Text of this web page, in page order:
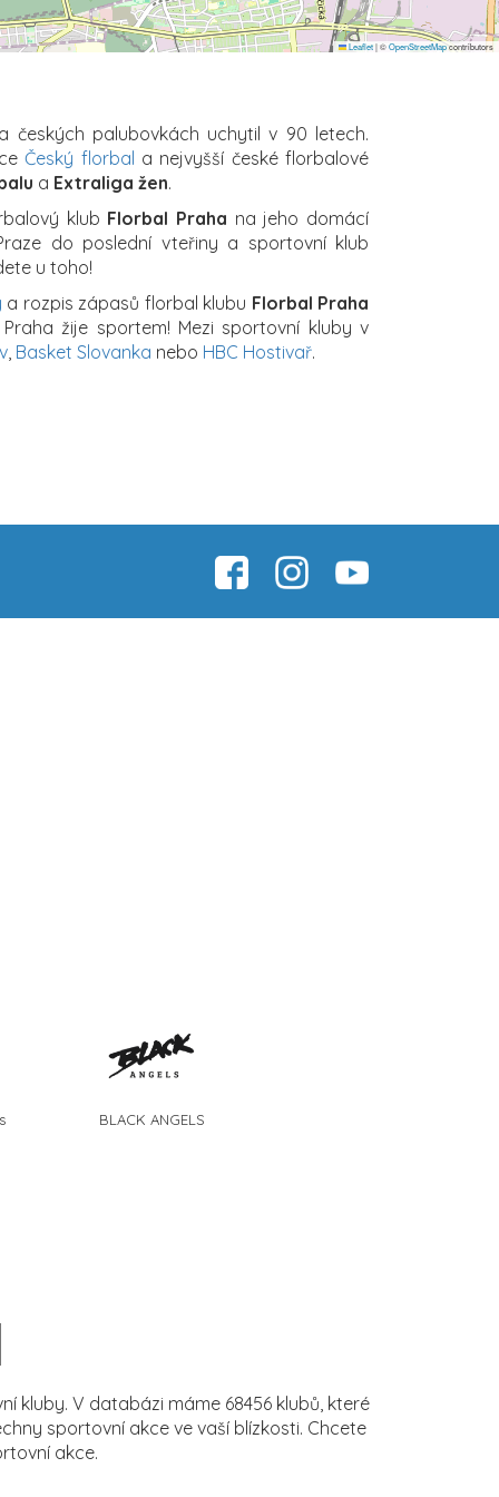
Leaflet|©OpenStreetMapcontributors
českých palubovkách uchytil v 90 letech.
Český florbal a nejvyšší české florbalové
a Extraliga žen.
klub Florbal Praha na jeho domácí
do poslední vteřiny a sportovní klub
u toho!
a rozpis zápasů florbal klubu Florbal Praha
žije sportem! Mezi sportovní kluby v
Basket Slovanka nebo HBC Hostivař.
BLACK ANGELS
kluby. V databázi máme 68456 klubů, které
sportovní akce ve vaší blízkosti. Chcete
akce.